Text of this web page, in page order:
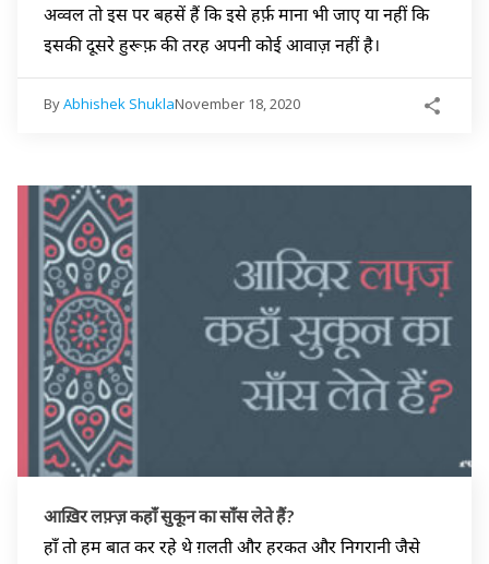
अव्वल तो इस पर बहसें हैं कि इसे हर्फ़ माना भी जाए या नहीं कि
इसकी दूसरे हुरूफ़ की तरह अपनी कोई आवाज़ नहीं है।
ByAbhishek ShuklaNovember 18, 2020
आख़िर लफ़्ज़ कहाँ सुकून का साँस लेते हैं?
हाँ तो हम बात कर रहे थे ग़लती और हरकत और निगरानी जैसे